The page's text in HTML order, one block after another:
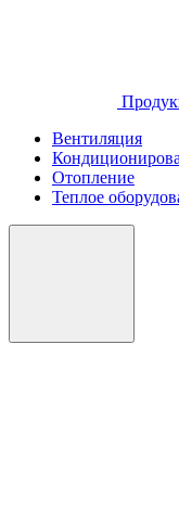
Вентиляция
Отопление
Теплое